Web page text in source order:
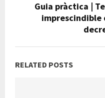
Guia pràctica |
imprescindible
RELATED POSTS